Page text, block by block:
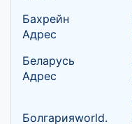
Бахрейн
Адрес
Беларусь
Адрес
Болгарияworld.